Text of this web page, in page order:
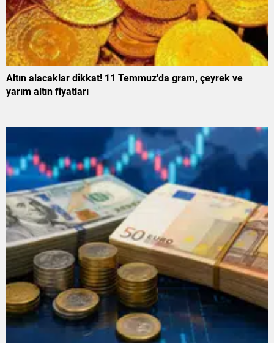
Altın alacaklar dikkat! 11 Temmuz'da gram, çeyrek ve
yarım altın fiyatları